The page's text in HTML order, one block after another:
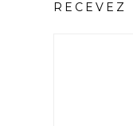
RECEVEZ